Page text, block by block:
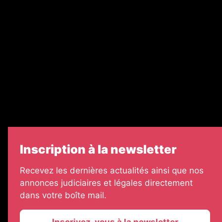
Inscription à la newsletter
Recevez les dernières actualités ainsi que nos
annonces judiciaires et légales directement
dans votre boîte mail.